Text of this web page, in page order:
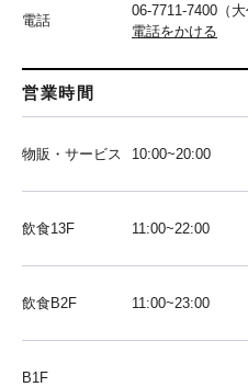
電話
06-7711-7400（大
電話をかける
営業時間
物販・サービス 10:00~20:00
飲食13F 11:00~22:00
飲食B2F 11:00~23:00
B1F